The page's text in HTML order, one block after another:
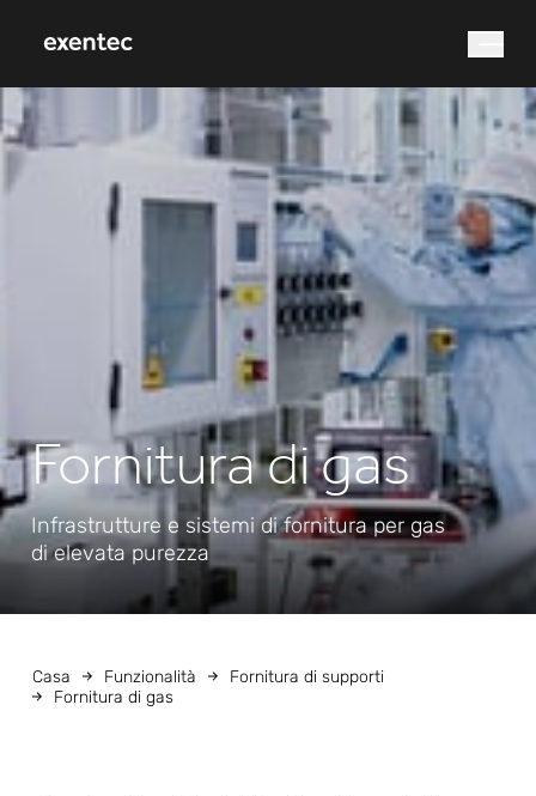
Cosa stai cercando?
Ricerca
Fornitura di gas
Infrastrutture e sistemi di fornitura per gas
di elevata purezza
Casa Funzionalità
Fornitura di supporti
Fornitura di gas